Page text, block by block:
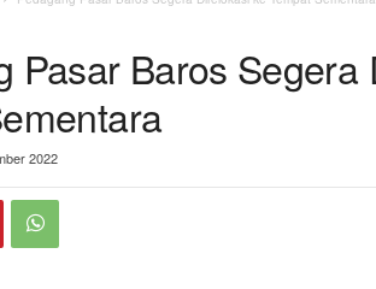
Pasar Baros Segera
2022